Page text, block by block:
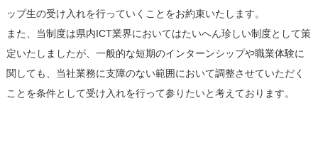
ップ生の受け入れを行っていくことをお約束いたします。
また、当制度は県内ICT業界においてはたいへん珍しい制度として策
定いたしましたが、一般的な短期のインターンシップや職業体験に
関しても、当社業務に支障のない範囲において調整させていただく
ことを条件として受け入れを行って参りたいと考えております。